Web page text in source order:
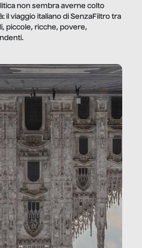
non sembra averne colto
il viaggio italiano di SenzaFiltro tra
piccole, ricche, povere,